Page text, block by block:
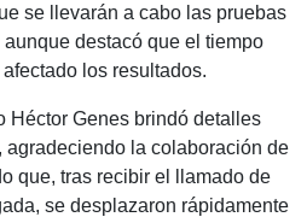
se llevarán a cabo las pruebas
destacó que el tiempo
los resultados.
Héctor Genes brindó detalles
la colaboración de
que, tras recibir el llamado de
se desplazaron rápidamente